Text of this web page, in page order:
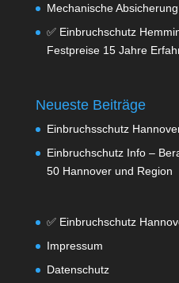
Mechanische
✅ Einbruchschutz
Festpreise 15 Jahre
Neueste Beiträge
Einbruchsschutz
Einbruchschutz Info –
50 Hannover und Region
✅ Einbruchschutz
Impressum
Datenschutz